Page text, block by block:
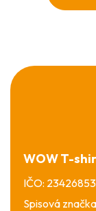
Z
á
WOW T-
IČO: 23426853
Spisová